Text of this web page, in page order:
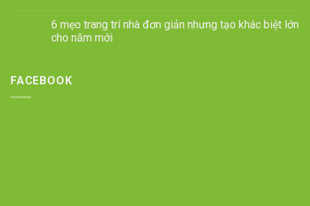
6 mẹo trang trí nhà đơn giản nhưng tạo khác biệt lớn
cho năm mới
FACEBOOK